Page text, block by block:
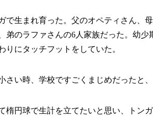
で生まれ育った。父のオペティさん、
弟のラファさんの6人家族だった。幼
りにタッチフットをしていた。
さい時、学校ですごくまじめだったと
楕円球で生計を立てたいと思い、トン